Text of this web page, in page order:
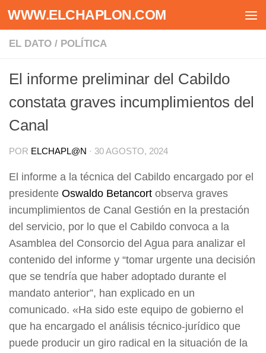
Saltar al contenido
WWW.ELCHAPLON.COM
EL DATO / POLÍTICA
El informe preliminar del Cabildo
constata graves incumplimientos del
Canal
POR ELCHAPL@N · 30 AGOSTO, 2024
El informe a la técnica del Cabildo encargado por el
presidente Oswaldo Betancort observa graves
incumplimientos de Canal Gestión en la prestación
del servicio, por lo que el Cabildo convoca a la
Asamblea del Consorcio del Agua para analizar el
contenido del informe y “tomar urgente una decisión
que se tendría que haber adoptado durante el
mandato anterior”, han explicado en un
comunicado. «Ha sido este equipo de gobierno el
que ha encargado el análisis técnico-jurídico que
puede producir un giro radical en la situación de la